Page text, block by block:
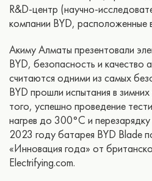
R&D-центр (научно-
компании BYD, расположенные
Акиму Алматы презентовали
BYD, безопасность и качество
считаются одними из самых
BYD прошли испытания в
того, успешно проведение
нагрев до 300°C и
2023 году батарея BYD Blade
«Инновация года» от
Electrifying.com.